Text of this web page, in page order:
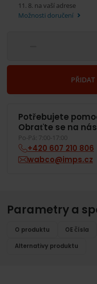
11. 8. na vaší adrese
Možnosti doručení
Potřebujete
Obraťte se na
Po-Pá: 7:00-17:00
+420 607 210 806
wabco@imps.cz
Parametry a
O produktu OE čísla
Alternativy produktu